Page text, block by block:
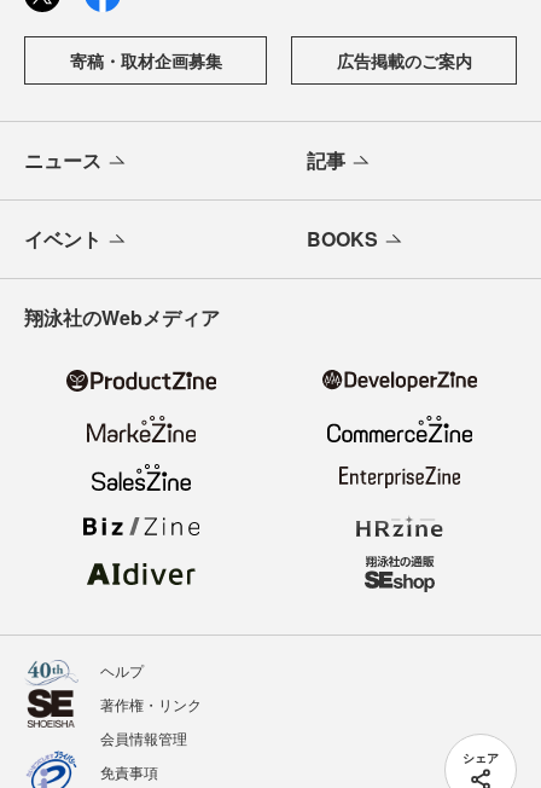
シェア
寄稿・取材企画募集 広告掲載のご案内
ニュース 記事
イベント BOOKS
翔泳社のWebメディア
ヘルプ
著作権・リンク
会員情報管理
免責事項